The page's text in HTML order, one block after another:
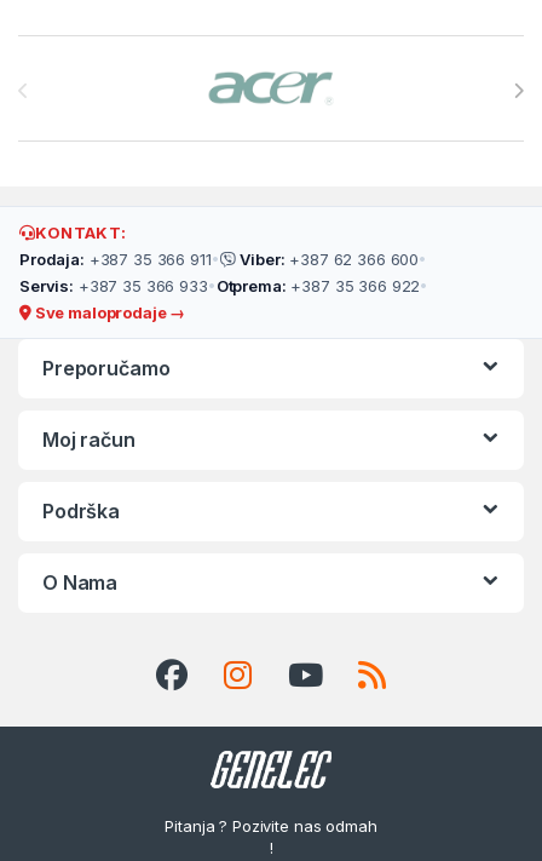
KONTAKT:
Prodaja: +387 35 366 911• Viber: +387 62 366 600•
Servis: +387 35 366 933• Otprema: +387 35 366 922•
Sve maloprodaje →
Preporučamo
Moj račun
Podrška
O Nama
Pitanja ? Pozivite nas odmah
!